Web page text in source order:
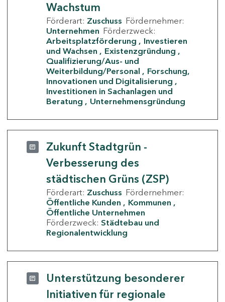
Wachstum
Förderart: Zuschuss Fördernehmer:
Unternehmen Förderzweck:
Arbeitsplatzförderung
Investieren
und Wachsen
Existenzgründung
Qualifizierung/Aus- und
Weiterbildung/Personal
Forschung,
Innovationen und Digitalisierung
Investitionen in Sachanlagen und
Beratung
Unternehmensgründung
Zukunft Stadtgrün -
Verbesserung des
städtischen Grüns (ZSP)
Förderart: Zuschuss Fördernehmer:
Öffentliche Kunden
Kommunen
Öffentliche Unternehmen
Förderzweck: Städtebau und
Regionalentwicklung
Unterstützung besonderer
Initiativen für regionale